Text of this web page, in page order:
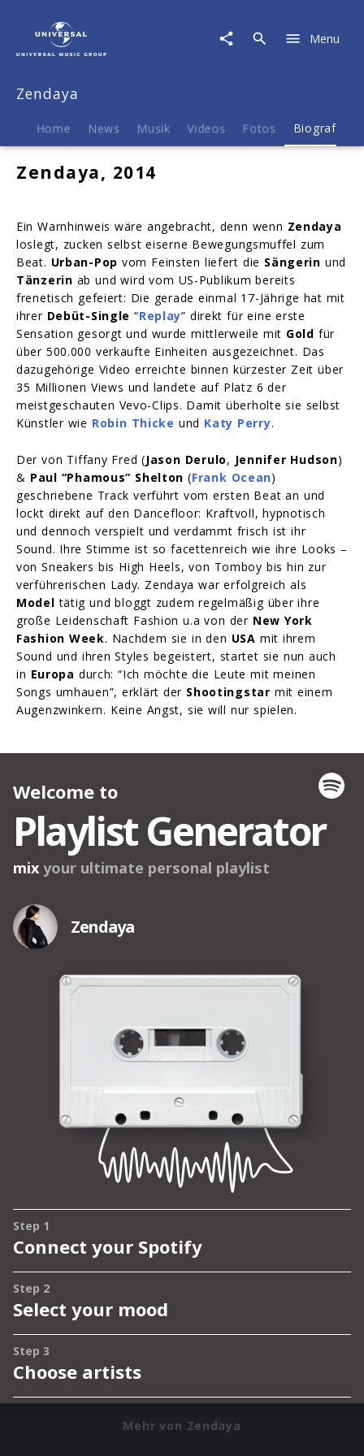
Biografie
Menu
Zendaya
Home News Musik Videos Fotos Biografie
Zendaya, 2014
Ein Warnhinweis wäre angebracht, denn wenn Zendaya
loslegt, zucken selbst eiserne Bewegungsmuffel zum
Beat. Urban-Pop vom Feinsten liefert die Sängerin und
Tänzerin ab und wird vom US-Publikum bereits
frenetisch gefeiert: Die gerade einmal 17-Jährige hat mit
ihrerDebüt-Single “Replay” direkt für eine erste
Sensation gesorgt und wurde mittlerweile mit Gold für
über 500.000 verkaufte Einheiten ausgezeichnet. Das
dazugehörige Video erreichte binnen kürzester Zeit über
35 Millionen Views und landete auf Platz 6 der
meistgeschauten Vevo-Clips. Damit überholte sie selbst
Künstler wie Robin Thicke und Katy Perry.
Der von Tiffany Fred (Jason Derulo, Jennifer Hudson)
& Paul “Phamous” Shelton (Frank Ocean)
geschriebene Track verführt vom ersten Beat an und
lockt direkt auf den Dancefloor: Kraftvoll, hypnotisch
und dennoch verspielt und verdammt frisch ist ihr
Sound. Ihre Stimme ist so facettenreich wie ihre Looks –
von Sneakers bis High Heels, von Tomboy bis hin zur
verführerischen Lady. Zendaya war erfolgreich als
Model tätig und bloggt zudem regelmäßig über ihre
große Leidenschaft Fashion u.a von derNew York
Fashion Week. Nachdem sie in den USA mit ihrem
Sound und ihren Styles begeistert, startet sie nun auch
in Europa durch: “Ich möchte die Leute mit meinen
Songs umhauen”, erklärt der Shootingstar mit einem
Augenzwinkern. Keine Angst, sie will nur spielen.
Mehr von Zendaya